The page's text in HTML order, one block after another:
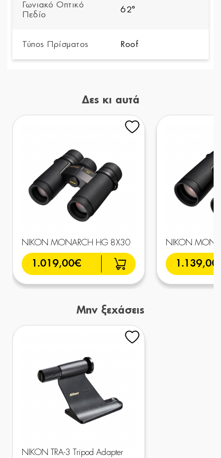
Γωνιακό Οπτικό
Πεδίο
62°
Τύπος Πρίσματος Roof
Δες κι αυτά
NIKON MONARCH HG 8X30
1.019,00€
NIKON
Μην ξεχάσεις
NIKON TRA-3 Tripod Adapter